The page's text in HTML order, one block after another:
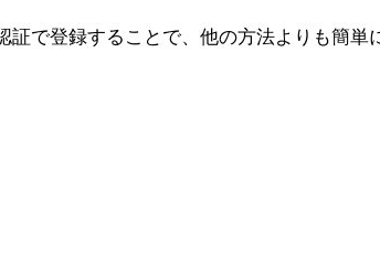
で登録することで、他の方法よりも簡単